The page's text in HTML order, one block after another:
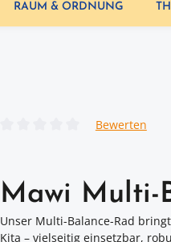
RAUM & ORDNUNG
Bewerten
Mawi Multi-
Unser Multi-Balance-Rad
Kita – vielseitig einsetzbar,